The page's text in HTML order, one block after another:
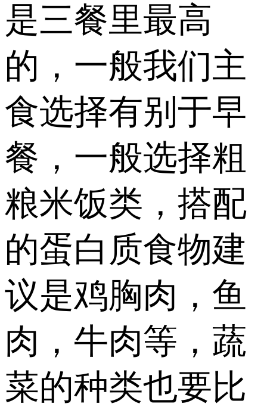
是三餐里最高
的，一般我们主
食选择有别于早
餐，一般选择粗
粮米饭类，搭配
的蛋白质食物建
议是鸡胸肉，鱼
肉，牛肉等，蔬
菜的种类也要比